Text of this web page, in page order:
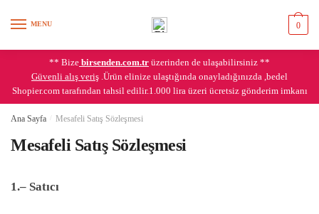
MENU 0
** Bize birsenden.com.tr üzerinden de ulaşabilirsiniz **
Güvenli alış veriş .Ürün elinize ulaştığında onayladığınızda ,bedel
Shopier.com tarafından tahsil edilir.1.000 lira üzeri ücretsiz gönderim imkanı
Ana Sayfa Mesafeli Satış Sözleşmesi
Mesafeli Satış Sözleşmesi
1.– Satıcı